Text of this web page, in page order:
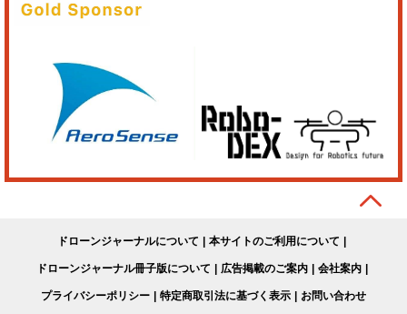
ドローンジャーナルについて 本サイトのご利用について
ドローンジャーナル冊子版について 広告掲載のご案内 会社案内
プライバシーポリシー 特定商取引法に基づく表示 お問い合わせ